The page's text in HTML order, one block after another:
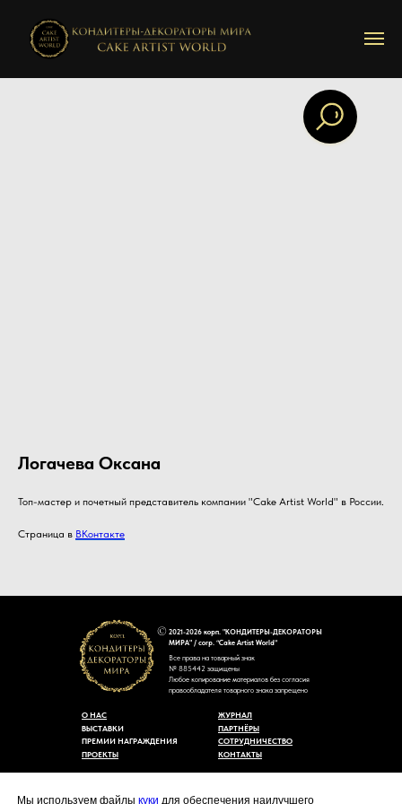
Мы используем файлы куки для обеспечения наилучшего
Логачева Оксана
Топ-мастер и почетный представитель компании "Cake Artist World" в России.
Страница в ВКонтакте
2021-2026 корп. "КОНДИТЕРЫ-ДЕКОРАТОРЫ
МИРА" / corp. “Cake Artist World”
Все права на товарный знак
№ 885442 защищены
Любое копирование материалов без согласия
правообладателя товарного знака запрещено
КОНТАКТЫ
СОТРУДНИЧЕСТВО
ЖУРНАЛ
ПАРТНЁРЫ
ПРЕМИИ НАГРАЖДЕНИЯ
ПРОЕКТЫ
ВЫСТАВКИ
О НАС